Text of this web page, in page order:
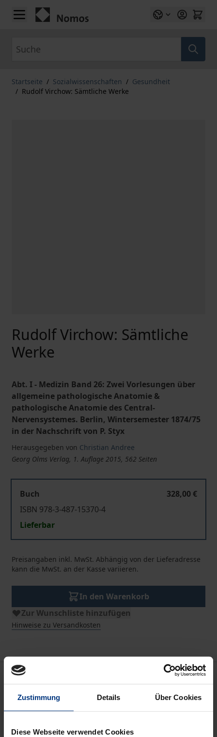
Zustimmung Details Über Cookies
Diese Webseite verwendet Cookies
Zum Inhalt springen
Startseite / Sozialwissenschaften / Gesundheit
/ Rudolf Virchow: Sämtliche Werke
Rudolf Virchow: Sämtliche
Werke
Abt. I - Medizin Band 26: Zwei Vorlesungen über
allgemeine pathologische Anatomie &
pathologische Anatomie des Central-
Nervensystemes. Berlin, Wintersemester 1874/75
in der Nachschrift von P. Styx
Herausgegeben von Christian Andree
Georg Olms Verlag, 1. Auflage 2015, 562 Seiten
Buch
328,00 €
ISBN 978-3-487-15370-4
Lieferbar
Preisangaben inkl. MwSt. Abhängig von der Lieferadresse
kann die MwSt. an der Kasse variieren.
In den Warenkorb
Zur Wunschliste hinzufügen
Hinweise zu Versandkosten
Beschreibung
Rudolf Virchows Vorlesungstätigkeit als
Jahre. Überblickt man diesen Zeitraum bzw. das, was